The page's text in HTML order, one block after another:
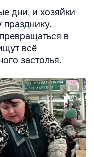
дни, и хозяйки
празднику.
в
всё
застолья.